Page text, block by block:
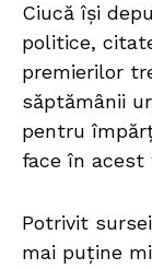
Ciucă își
politice,
premierilor
săptămânii
pentru
face în acest
Potrivit
mai puține